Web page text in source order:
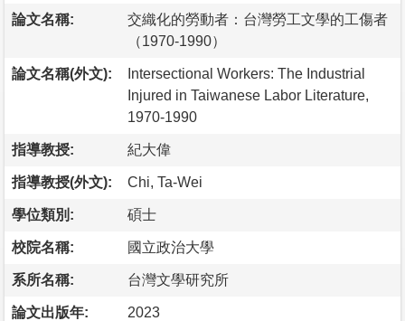
論文名稱:
交織化的勞動者：台灣勞工文學的工傷者
（1970-1990）
論文名稱(外文):
Intersectional Workers: The Industrial
Injured in Taiwanese Labor Literature,
1970-1990
指導教授: 紀大偉
指導教授(外文): Chi, Ta-Wei
學位類別: 碩士
校院名稱: 國立政治大學
系所名稱: 台灣文學研究所
論文出版年: 2023